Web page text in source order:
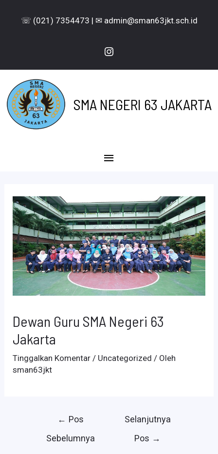
☏ (021) 7354473 | ✉ admin@sman63jkt.sch.id
Instagram
SMA NEGERI 63 JAKARTA
Menu
Dewan Guru SMA Negeri 63
Jakarta
Tinggalkan Komentar / Uncategorized / Oleh
sman63jkt
← Pos
Sebelumnya
Selanjutnya
Pos →